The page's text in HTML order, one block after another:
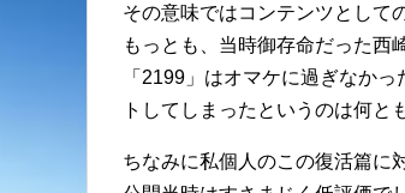
その意味ではコンテンツとして
もっとも、当時御存命だった西
「2199」はオマケに過ぎなか
トしてしまったというのは何と
ちなみに私個人のこの復活篇に